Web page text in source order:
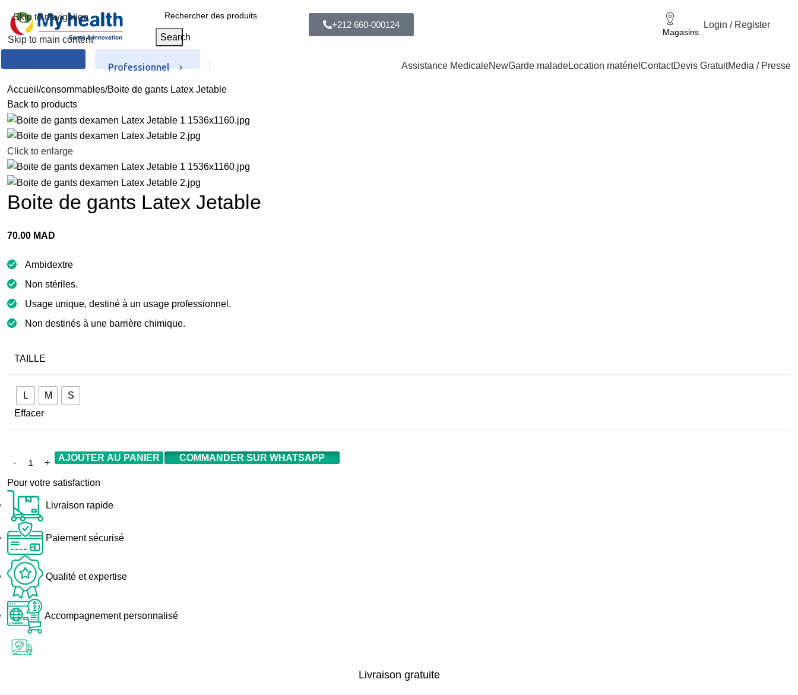
Skip to navigation
Skip to main content Search
+212 660-000124
Magasins
Login / Register
Professionnel Assistance MedicaleNewGarde maladeLocation matériel ContactDevis GratuitMedia / Presse
Accueil consommables Boite de gants Latex Jetable
Back to products
Click to enlarge
Boite de gants Latex Jetable
70.00 MAD
Ambidextre
Non stériles.
Usage unique, destiné à un usage professionnel.
Non destinés à une barrière chimique.
TAILLE
L M
S
Effacer
AJOUTER AU PANIER COMMANDER SUR WHATSAPP
Pour votre satisfaction
Livraison rapide
Paiement sécurisé
Qualité et expertise
Accompagnement personnalisé
Livraison gratuite